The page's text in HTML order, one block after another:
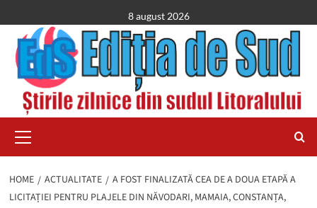
to
content
8 august 2026
Menu
HOME ACTUALITATE
A FOST FINALIZATĂ CEA DE A DOUA ETAPĂ A
LICITAȚIEI PENTRU PLAJELE DIN NĂVODARI, MAMAIA, CONSTANȚA,